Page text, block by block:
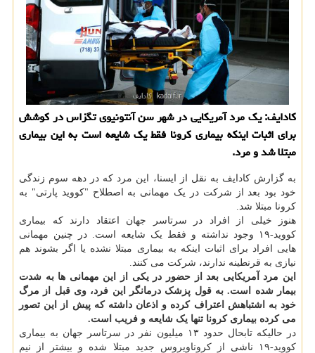
كادایف: یك مرد آمریكایی در شهر سن آنتونیوی تگزاس در كوشش
برای اثبات اینكه بیماری كرونا فقط یك شایعه است به این بیماری
مبتلا شد و مرد.
به گزارش کادایف به نقل از ایسنا، این مرد که در دهه سوم زندگی
خود بود بعد از شرکت در یک مهمانی به اصطلاح "کووید پارتی" به
کرونا مبتلا شد.
هنوز خیلی از افراد در سرتاسر جهان اعتقاد دارند که بیماری
کووید-۱۹ وجود نداشته و فقط یک شایعه است. در چنین مهمانی
هایی افراد برای اثبات اینکه به بیماری مبتلا نشده یا اگر بشوند هم
نیازی به قرنطینه ندارند، شرکت می کنند.
این مرد آمریکایی بعد از حضور در یکی از این مهمانی ها به شدت
بیمار شده است. به قول پزشک درمانگر این فرد، وی قبل از مرگ
خود به اشتباهش اعتراف کرده و اذعان داشته که پیش از این تصور
می کرده بیماری کرونا تنها یک شایعه و فریب است.
در حالیکه تابحال حدود ۱۳ میلیون نفر در سرتاسر جهان به بیماری
کووید-۱۹ ناشی از کروناویروس جدید مبتلا شده و بیشتر از نیم